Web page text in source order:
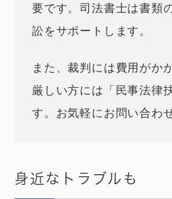
要です。司法書士は書類
訟をサポートします。
また、裁判には費用がか
厳しい方には「民事法律
す。お気軽にお問い合わ
身近なトラブルも